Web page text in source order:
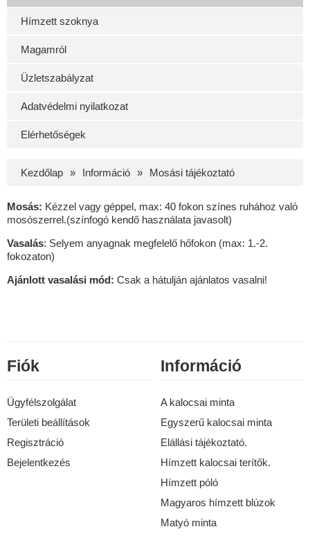
Hímzett szoknya
Magamról
Üzletszabályzat
Adatvédelmi nyilatkozat
Elérhetőségek
Kezdőlap Információ Mosási tájékoztató
Mosás: Kézzel vagy géppel, max: 40 fokon színes ruhához való
mosószerrel.(színfogó kendő használata javasolt)
Vasalás: Selyem anyagnak megfelelő hőfokon (max: 1.-2.
fokozaton)
Ajánlott vasalási mód: Csak a hátulján ajánlatos vasalni!
Fiók
Ügyfélszolgálat
Területi beállítások
Regisztráció
Bejelentkezés
Információ
A kalocsai minta
Egyszerű kalocsai minta
Elállási tájékoztató.
Hímzett kalocsai terítők.
Hímzett póló
Magyaros hímzett blúzok
Matyó minta